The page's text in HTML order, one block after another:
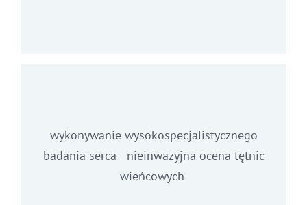
wykonywanie wysokospecjalistycznego
badania serca- nieinwazyjna ocena tętnic
wieńcowych